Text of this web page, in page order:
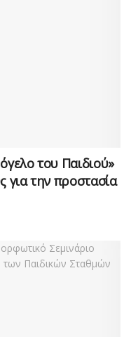
του Παιδιού»
για την προστασία